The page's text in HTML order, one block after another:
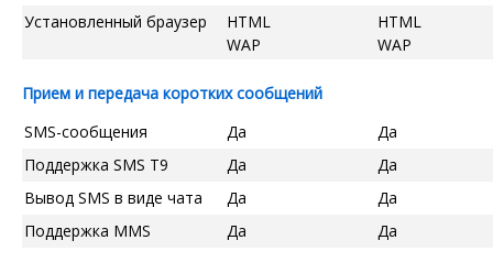
Установленный браузер
HTML
WAP
HTML
WAP
Прием и передача коротких сообщений
SMS-сообщения
Да
Да
Поддержка SMS T9
Да
Да
Вывод SMS в виде чата
Да
Да
Поддержка MMS
Да Да